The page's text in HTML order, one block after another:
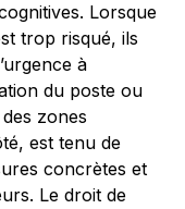
Lorsque
trop risqué, ils
à
du poste ou
zones
est tenu de
concrètes et
Le droit de